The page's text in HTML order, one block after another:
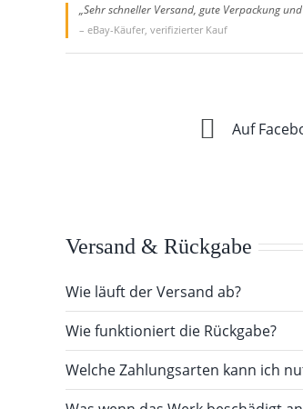
„Sehr schneller Versand, gute Verpackung
– eBay-Käufer, verifizierter Kauf
Auf
Versand & Rückgabe
Wie läuft der Versand ab?
Wie funktioniert die Rückgabe?
Welche Zahlungsarten kann ich